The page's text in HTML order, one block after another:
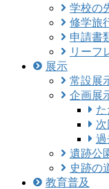
学校の
修学旅
申請書
リーフ
展示
常設展
企画展
過
遺跡公
史跡の
教育普及